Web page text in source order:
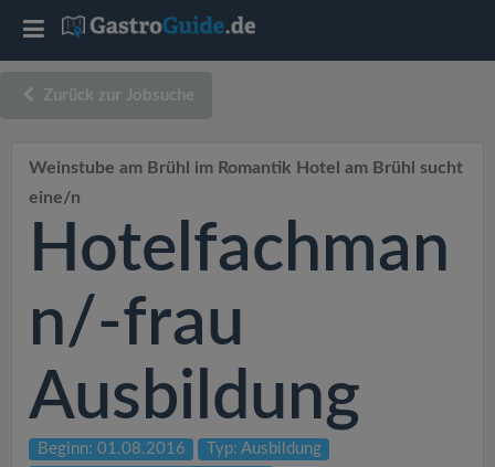
Zurück zur Jobsuche
Weinstube am Brühl im Romantik Hotel am Brühl sucht
eine/n
Hotelfachman
n/-frau
Ausbildung
Beginn: 01.08.2016
Typ: Ausbildung
T
o
g
e
n
a